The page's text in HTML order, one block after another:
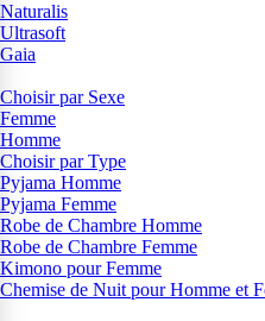
Naturalis
Ultrasoft
Gaia
Choisir par Sexe
Femme
Homme
Choisir par Type
Pyjama Homme
Pyjama Femme
Robe de Chambre Homme
Robe de Chambre Femme
Kimono pour Femme
Chemise de Nuit pour Homme et